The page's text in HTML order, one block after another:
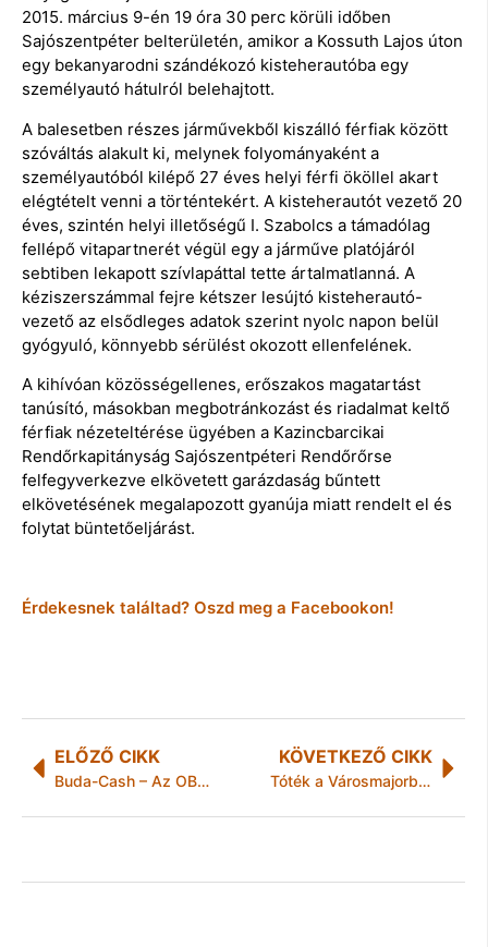
2015. március 9-én 19 óra 30 perc körüli időben
Sajószentpéter belterületén, amikor a Kossuth Lajos úton
egy bekanyarodni szándékozó kisteherautóba egy
személyautó hátulról belehajtott.
A balesetben részes járművekből kiszálló férfiak között
szóváltás alakult ki, melynek folyományaként a
személyautóból kilépő 27 éves helyi férfi ököllel akart
elégtételt venni a történtekért. A kisteherautót vezető 20
éves, szintén helyi illetőségű I. Szabolcs a támadólag
fellépő vitapartnerét végül egy a járműve platójáról
sebtiben lekapott szívlapáttal tette ártalmatlanná. A
kéziszerszámmal fejre kétszer lesújtó kisteherautó-
vezető az elsődleges adatok szerint nyolc napon belül
gyógyuló, könnyebb sérülést okozott ellenfelének.
A kihívóan közösségellenes, erőszakos magatartást
tanúsító, másokban megbotránkozást és riadalmat keltő
férfiak nézeteltérése ügyében a Kazincbarcikai
Rendőrkapitányság Sajószentpéteri Rendőrőrse
felfegyverkezve elkövetett garázdaság bűntett
elkövetésének megalapozott gyanúja miatt rendelt el és
folytat büntetőeljárást.
Érdekesnek találtad? Oszd meg a Facebookon!
ELŐZŐ CIKK
Buda-Cash – Az OBA megkezdte a kifizetést a DRB bankcsoport károsult ügyfeleinek
KÖVETKEZŐ CIKK
Tóték a Városmajorban is